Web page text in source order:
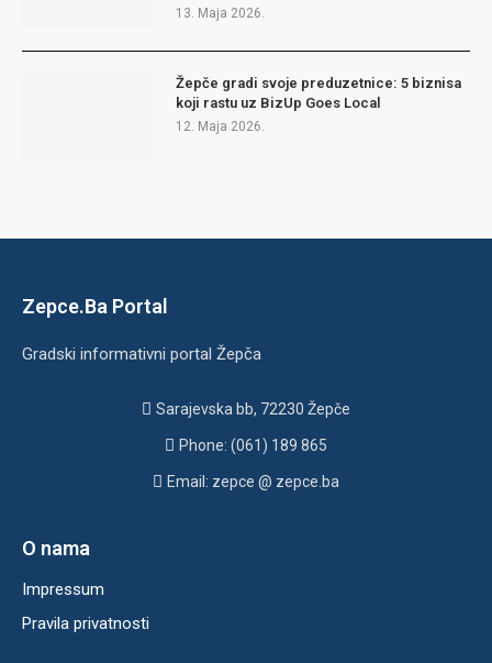
13. Maja 2026.
Žepče gradi svoje preduzetnice: 5 biznisa
koji rastu uz BizUp Goes Local
12. Maja 2026.
Zepce.Ba Portal
Gradski informativni portal Žepča
Sarajevska bb, 72230 Žepče
Phone: (061) 189 865
Email: zepce @ zepce.ba
O nama
Impressum
Pravila privatnosti